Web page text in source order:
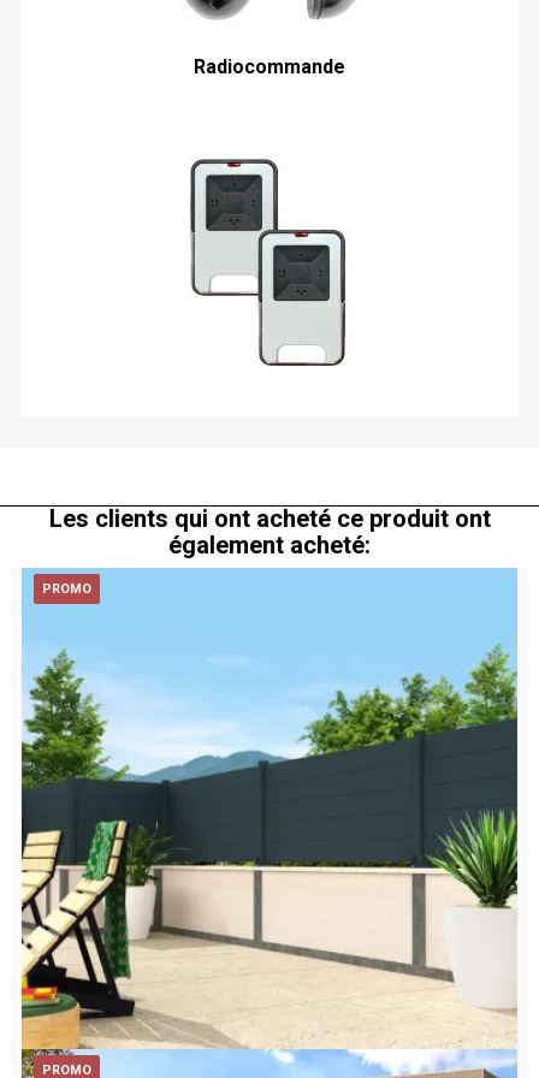
Radiocommande
Les clients qui ont acheté ce produit ont
également acheté:
PROMO
PROMO